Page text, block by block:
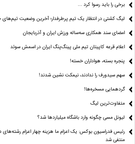
برخی را باید رسوا کرد …
لیگ کشتی در انتظار یک تیم پرطرفدار؛ آخرین وضعیت تیم‌های
امضای سند همکاری سه‌ساله ورزش ایران و آذربایجان
اعلام قرعه کاپیتان تیم ملی پینگ‌پنگ ایران در اسمش سوئد
پنجره بسته، هواداران خسته!
سهم سیدورف را ندادند، نیمکت نشین شدند!
گردهمایی مسخره‌ها!
متفاوت‌ترین لیگ
لیونل مسی چگونه وارد باشگاه میلیاردها شد؟
رئیس فدراسیون بوکس: یک اعزام ما هزینه چهار اعزام رشته‌های
منتفی شد